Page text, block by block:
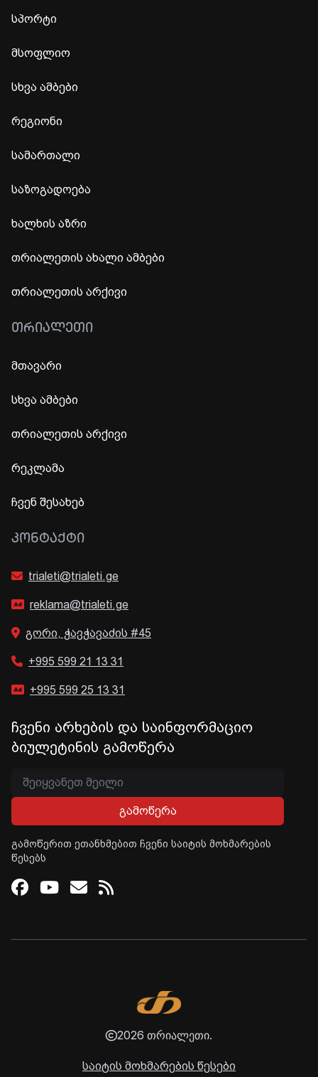
სპორტი
მსოფლიო
სხვა ამბები
რეგიონი
სამართალი
საზოგადოება
ხალხის აზრი
თრიალეთის ახალი ამბები
თრიალეთის არქივი
ᲗᲠᲘᲐᲚᲔᲗᲘ
მთავარი
სხვა ამბები
თრიალეთის არქივი
რეკლამა
ჩვენ შესახებ
ᲙᲝᲜᲢᲐᲥᲢᲘ
trialeti@trialeti.ge
reklama@trialeti.ge
გორი, ჭავჭავაძის #45
+995 599 21 13 31
+995 599 25 13 31
ჩვენი არხების და საინფორმაციო
ბიულეტინის გამოწერა
გამოწერა
გამოწერით ეთანხმებით ჩვენი საიტის მოხმარების
წესებს
Facebook
Youtube
Email
RSS
2026 თრიალეთი.
საიტის მოხმარების წესები